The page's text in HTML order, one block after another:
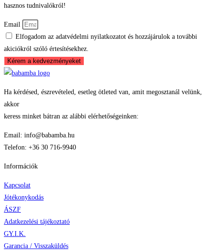
hasznos tudnivalókról!
Email
Elfogadom az adatvédelmi nyilatkozatot és hozzájárulok a további
akiciókról szóló értesítésekhez.
Kérem a kedvezményeket
Ha kérdésed, észrevételed, esetleg ötleted van, amit megosztanál velünk,
akkor
keress minket bátran az alábbi elérhetőségeinken:
Email: info@babamba.hu
Telefon: +36 30 716-9940
Információk
Kapcsolat
Jótékonykodás
ÁSZF
Adatkezelési tájékoztató
GY.I.K.
Garancia / Visszaküldés